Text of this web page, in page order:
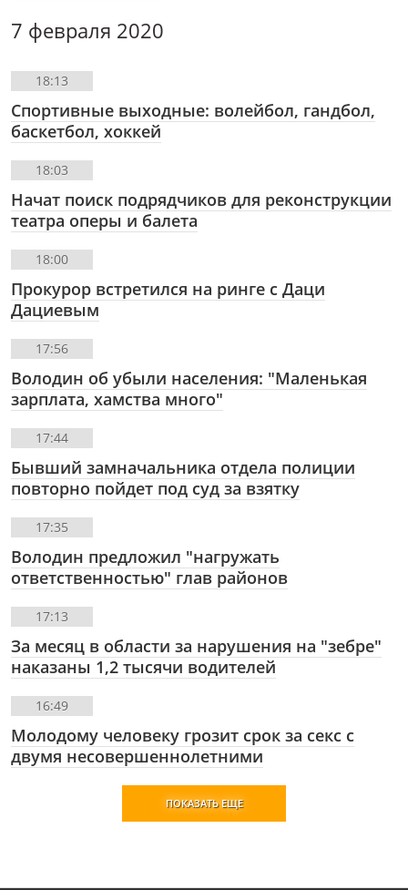
7 февраля 2020
18:13
Спортивные выходные: волейбол, гандбол,
баскетбол, хоккей
18:03
Начат поиск подрядчиков для реконструкции
театра оперы и балета
18:00
Прокурор встретился на ринге с Даци
Дациевым
17:56
Володин об убыли населения: "Маленькая
зарплата, хамства много"
17:44
Бывший замначальника отдела полиции
повторно пойдет под суд за взятку
17:35
Володин предложил "нагружать
ответственностью" глав районов
17:13
За месяц в области за нарушения на "зебре"
наказаны 1,2 тысячи водителей
16:49
Молодому человеку грозит срок за секс с
двумя несовершеннолетними
ПОКАЗАТЬ ЕЩЕ